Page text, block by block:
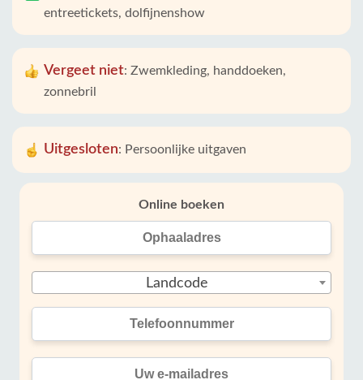
entreetickets, dolfijnenshow
Vergeet niet: Zwemkleding, handdoeken,
zonnebril
Uitgesloten: Persoonlijke uitgaven
Online boeken
Landcode